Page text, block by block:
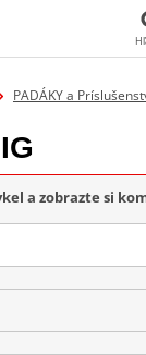
PADÁKY a
a zobrazte si